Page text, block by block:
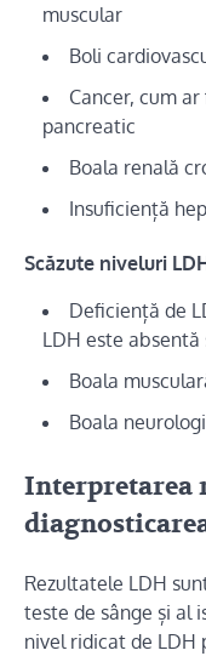
muscular
Boli
Cancer, cum
pancreatic
Boala renală
Insuficiență
Scăzute niveluri
Deficiență de
LDH este
Boala
Boala
Interpretarea
Rezultatele LDH
teste de sânge și al
nivel ridicat de LDH